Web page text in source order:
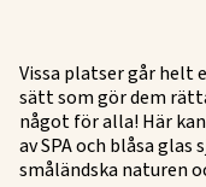
Vissa platser går
sätt som gör dem
något för alla! Här
av SPA och blåsa
småländska naturen